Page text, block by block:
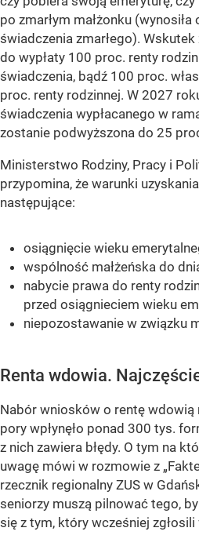
po zmarłym małżonku
świadczenia zmarłego).
do wypłaty 100 proc. renty
świadczenia, bądź 100 proc.
proc. renty rodzinnej. W 2027
świadczenia wypłacanego w
zostanie podwyższona do 25
Ministerstwo Rodziny, Pracy i
przypomina, że warunki
następujące:
osiągnięcie wieku
wspólność małżeńska do
nabycie prawa do renty
przed osiągnieciem wieku
niepozostawanie w związku
Renta wdowia.
Nabór wniosków o rentę wdowią
pory wpłynęło ponad 300 tys.
z nich zawiera błędy. O tym na
uwagę mówi w rozmowie z
rzecznik regionalny ZUS w
seniorzy muszą pilnować tego,
się z tym, który wcześniej zgłosili